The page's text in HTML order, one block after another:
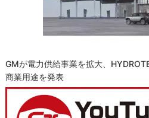
GMが電力供給事業を拡大、
商業用途を発表